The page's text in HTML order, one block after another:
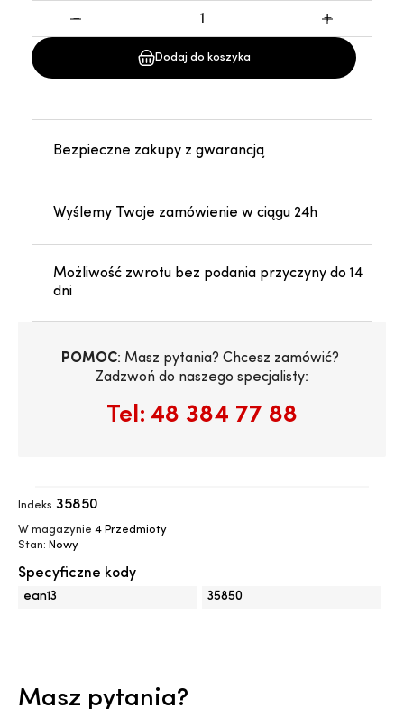
- +
Dodaj do koszyka
Bezpieczne zakupy z gwarancją
Wyślemy Twoje zamówienie w ciągu 24h
Możliwość zwrotu bez podania przyczyny do 14
dni
POMOC: Masz pytania? Chcesz zamówić?
Zadzwoń do naszego specjalisty:
Tel: 48 384 77 88
Indeks 35850
W magazynie 4 Przedmioty
Stan: Nowy
Specyficzne kody
ean13 35850
Masz pytania?